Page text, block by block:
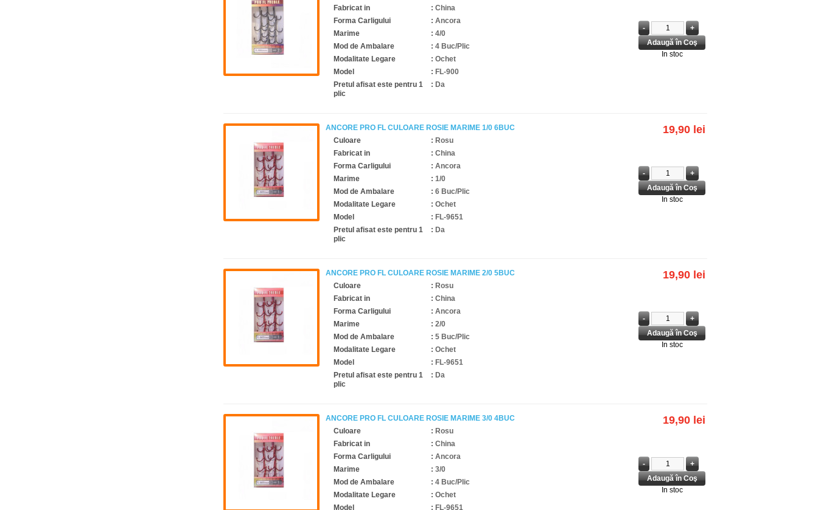
In stoc
Fabricat in
: China
Forma Carligului
: Ancora
Marime
: 4/0
Mod de Ambalare
: 4 Buc/Plic
Modalitate Legare
: Ochet
Model
: FL-900
Pretul afisat este pentru 1
plic
: Da
In stoc
19,90 lei
ANCORE PRO FL CULOARE ROSIE MARIME 1/0 6BUC
Culoare
: Rosu
Fabricat in
: China
Forma Carligului
: Ancora
Marime
: 1/0
Mod de Ambalare
: 6 Buc/Plic
Modalitate Legare
: Ochet
Model
: FL-9651
Pretul afisat este pentru 1
plic
: Da
In stoc
19,90 lei
ANCORE PRO FL CULOARE ROSIE MARIME 2/0 5BUC
Culoare
: Rosu
Fabricat in
: China
Forma Carligului
: Ancora
Marime
: 2/0
Mod de Ambalare
: 5 Buc/Plic
Modalitate Legare
: Ochet
Model
: FL-9651
Pretul afisat este pentru 1
plic
: Da
In stoc
19,90 lei
ANCORE PRO FL CULOARE ROSIE MARIME 3/0 4BUC
Culoare
: Rosu
Fabricat in
: China
Forma Carligului
: Ancora
Marime
: 3/0
Mod de Ambalare
: 4 Buc/Plic
Modalitate Legare
: Ochet
Model
: FL-9651